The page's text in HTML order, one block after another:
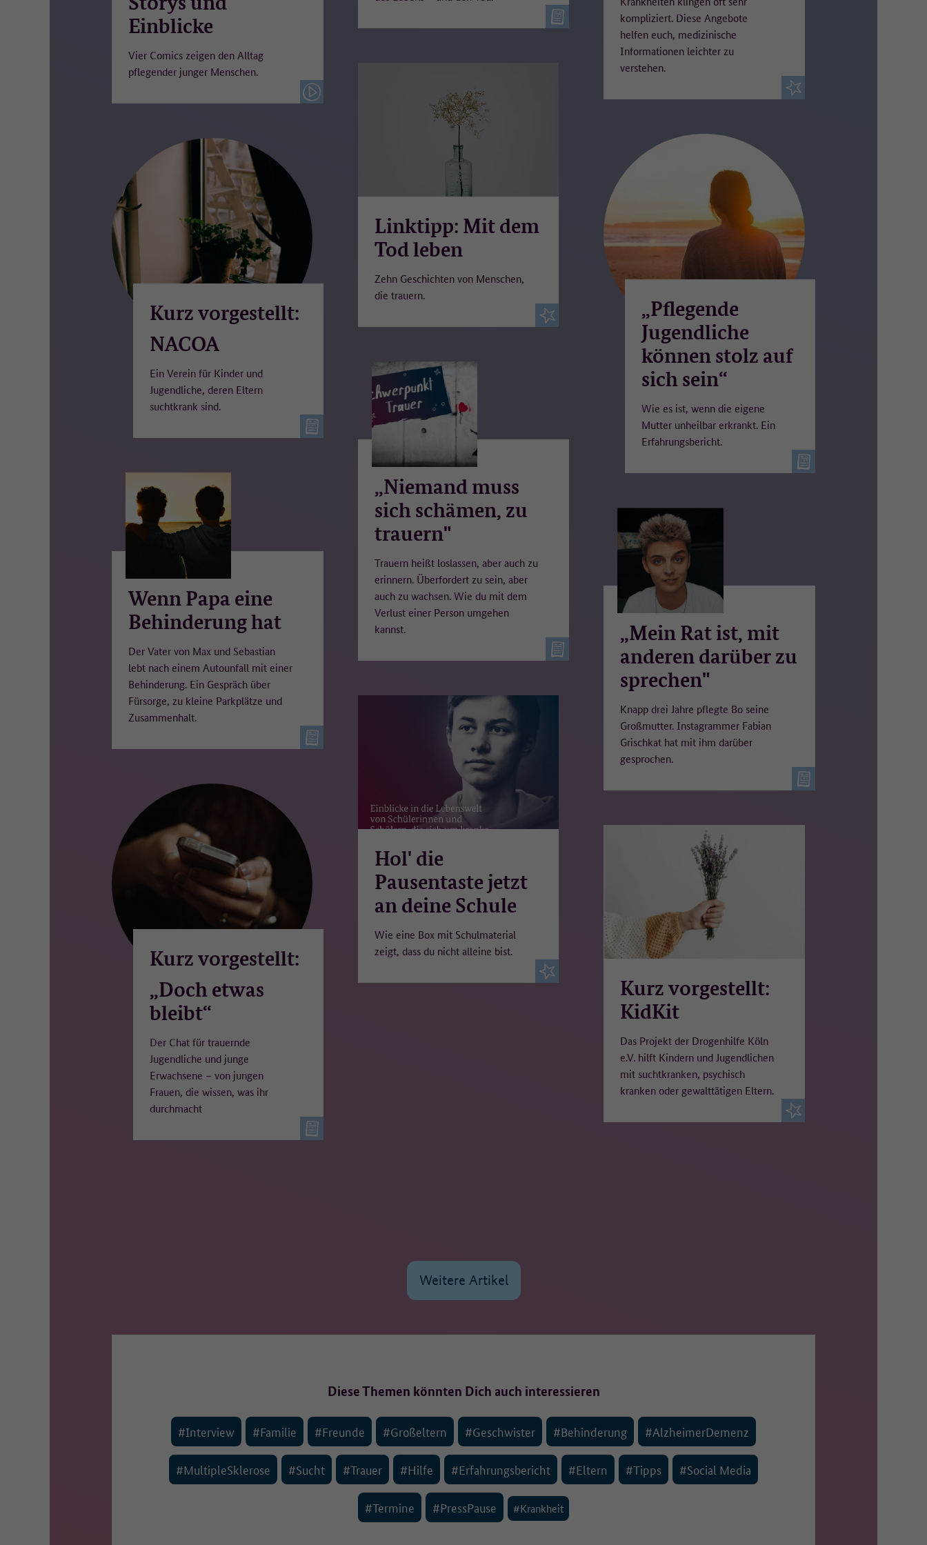
Einblicke
Vier Comics zeigen den Alltag
pflegender junger Menschen.
Kurz vorgestellt:
NACOA
Ein Verein für Kinder und
Jugendliche, deren Eltern
suchtkrank sind.
Wenn Papa eine
Behinderung hat
Der Vater von Max und Sebastian
lebt nach einem Autounfall mit einer
Behinderung. Ein Gespräch über
Fürsorge, zu kleine Parkplätze und
Zusammenhalt.
Kurz vorgestellt:
„Doch etwas
bleibt“
Der Chat für trauernde
Jugendliche und junge
Erwachsene – von jungen
Frauen, die wissen, was ihr
durchmacht
Linktipp: Mit dem
Tod leben
Zehn Geschichten von Menschen,
die trauern.
„Niemand muss
sich schämen, zu
trauern"
Trauern heißt loslassen, aber auch zu
erinnern. Überfordert zu sein, aber
auch zu wachsen. Wie du mit dem
Verlust einer Person umgehen
kannst.
Hol' die
Pausentaste jetzt
an deine Schule
Wie eine Box mit Schulmaterial
zeigt, dass du nicht alleine bist.
kompliziert. Diese Angebote
helfen euch, medizinische
Informationen leichter zu
verstehen.
„Pflegende
Jugendliche
können stolz auf
sich sein“
Wie es ist, wenn die eigene
Mutter unheilbar erkrankt. Ein
Erfahrungsbericht.
„Mein Rat ist, mit
anderen darüber zu
sprechen"
Knapp drei Jahre pflegte Bo seine
Großmutter. Instagrammer Fabian
Grischkat hat mit ihm darüber
gesprochen.
Kurz vorgestellt:
KidKit
Das Projekt der Drogenhilfe Köln
e.V. hilft Kindern und Jugendlichen
mit suchtkranken, psychisch
kranken oder gewalttätigen Eltern.
Weitere Artikel
Diese Themen könnten Dich auch interessieren
#Interview #Familie #Freunde #Großeltern #Geschwister #Behinderung #AlzheimerDemenz
#MultipleSklerose #Sucht #Trauer #Hilfe #Erfahrungsbericht #Eltern #Tipps #Social Media
#Termine #PressPause #Krankheit
nach Art. 6 Abs. 1 Buchstabe a der Datenschutz-Grundverordnung (DSGVO). Die
Einwilligung kann auf der Datenschutzseite jederzeit widerrufen werden. Die
Wo werden die Daten verarbeitet?
Matomo wird lokal auf den Servern des technischen Dienstleisters, der ]init[ AG, in
Deutschland betrieben (Auftragsverarbeiter).
Weitere Informationen zur Verarbeitung personenbezogener Daten finden Sie unter
Datenschutz.